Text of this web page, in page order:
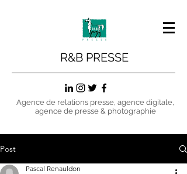
R&B PRESSE
Agence de relations presse, agence digitale,
agence de presse & photographie
Post
Pascal Renauldon